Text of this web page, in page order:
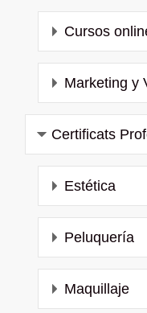
Cursos
Marketing y
Certificats
Estética
Peluquería
Maquillaje